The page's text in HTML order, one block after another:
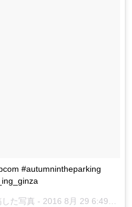
#autumnintheparking
た写真 - 2016 8月 29 6:49午前 PDT